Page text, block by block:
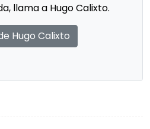
llama a Hugo Calixto.
Hugo Calixto